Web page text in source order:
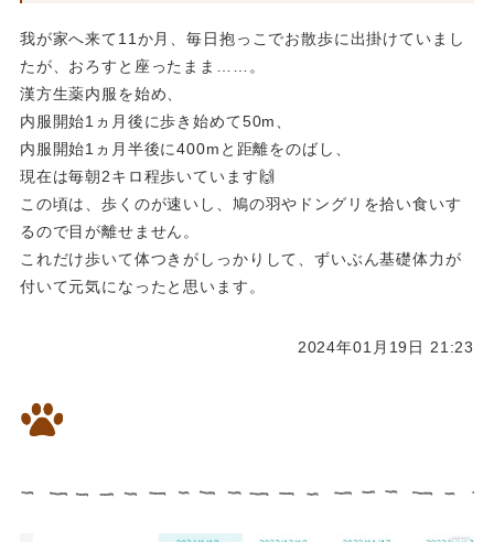
我が家へ来て11か月、毎日抱っこでお散歩に出掛けていまし
たが、おろすと座ったまま……。
漢方生薬内服を始め、
内服開始1ヵ月後に歩き始めて50m、
内服開始1ヵ月半後に400mと距離をのばし、
現在は毎朝2キロ程歩いています🙌
この頃は、歩くのが速いし、鳩の羽やドングリを拾い食いす
るので目が離せません。
これだけ歩いて体つきがしっかりして、ずいぶん基礎体力が
付いて元気になったと思います。
2024年01月19日 21:23